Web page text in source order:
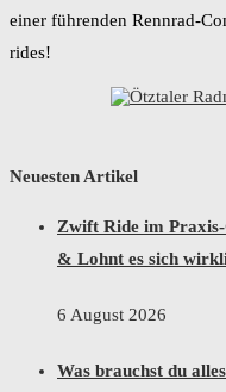
einer führenden Rennrad-
rides!
Neuesten Artikel
Zwift Ride im
& Lohnt es sich
6 August 2026
Was brauchst du